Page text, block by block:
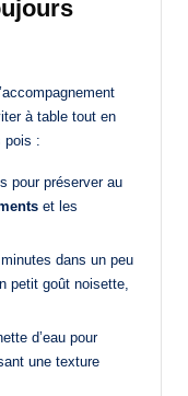
à table tout en
pois :
pour préserver au
et les
dans un peu
petit goût noisette,
d’eau pour
une texture